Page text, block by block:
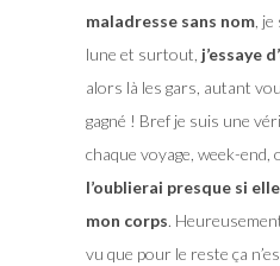
maladresse sans nom, je
lune et surtout, j’essaye
alors là les gars, autant
gagné ! Bref je suis une
chaque voyage, week-end,
l’oublierai presque si
mon corps.
vu que pour le reste ça